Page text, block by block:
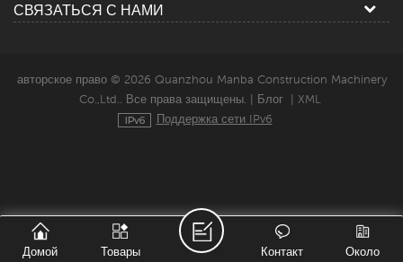
СВЯЗАТЬСЯ С НАМИ
авторское право © 2026 Quanzhou Manba Construction Machinery
Co.,Ltd.. Все права защищены. |
Блог
XML
Поддержка сети IPv6
Домой Товары Около
Контакт